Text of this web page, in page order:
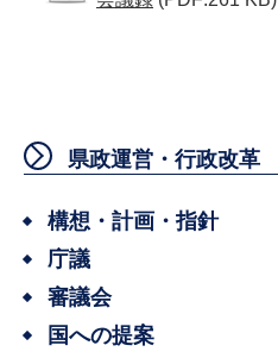
県政運営・行政改革
構想・計画・指針
庁議
審議会
国への提案